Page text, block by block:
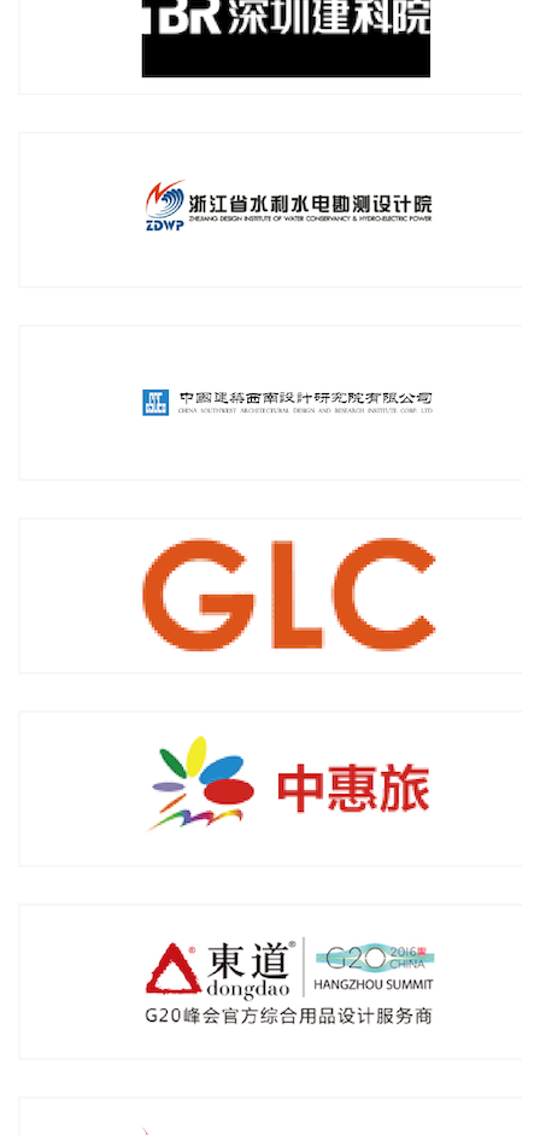
中惠旅智慧景区管理股份有限公司
东道设计（Dongdao.net）
意柯那（上海）工业设计有限公司